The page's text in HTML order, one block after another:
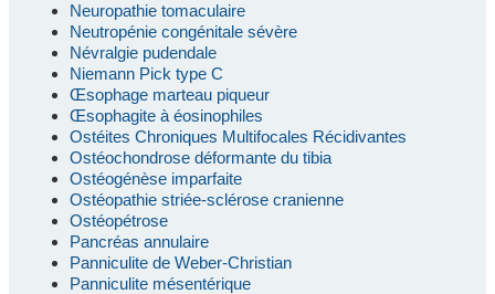
Neuropathie tomaculaire
Neutropénie congénitale sévère
Névralgie pudendale
Niemann Pick type C
Œsophage marteau piqueur
Œsophagite à éosinophiles
Ostéites Chroniques Multifocales Récidivantes
Ostéochondrose déformante du tibia
Ostéogénèse imparfaite
Ostéopathie striée-sclérose cranienne
Ostéopétrose
Pancréas annulaire
Panniculite de Weber-Christian
Panniculite mésentérique